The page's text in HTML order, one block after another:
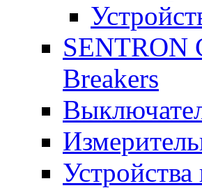
SENTRON
Breakers
Устройства